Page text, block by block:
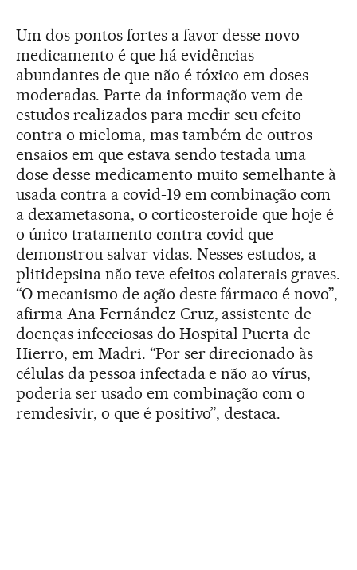
Um dos pontos fortes a favor desse novo
medicamento é que há evidências
abundantes de que não é tóxico em doses
moderadas. Parte da informação vem de
estudos realizados para medir seu efeito
contra o mieloma, mas também de outros
ensaios em que estava sendo testada uma
dose desse medicamento muito semelhante à
usada contra a covid-19 em combinação com
a dexametasona, o corticosteroide que hoje é
o único tratamento contra covid que
demonstrou salvar vidas. Nesses estudos, a
plitidepsina não teve efeitos colaterais graves.
“O mecanismo de ação deste fármaco é novo”,
afirma Ana Fernández Cruz, assistente de
doenças infecciosas do Hospital Puerta de
Hierro, em Madri. “Por ser direcionado às
células da pessoa infectada e não ao vírus,
poderia ser usado em combinação com o
remdesivir, o que é positivo”, destaca.